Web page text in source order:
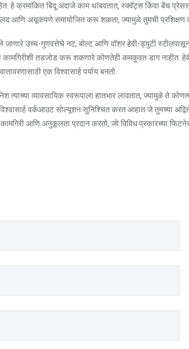
हे क्रमांकित बिंदू अंदाजे काम थांबवतात, स्क्वॅट्स किंवा बेंच
आणि अचूकपणे समायोजित करू शकता, ज्यामुळे तुमची प्रशिक्षण
जाणारे उच्च-गुणवत्तेचे नट, बोल्ट आणि वॉशर हेवी-ड्युटी
तडजोड करू शकणारे कोणतेही कमकुवत डाग नाहीत.
एक विश्वासार्ह पर्याय बनतो.
व्यावसायिक स्वरूपाला हातभार लावतात, ज्यामुळे ते
वर्कआउट सोल्यूशन सुनिश्चित करत आहात जे तुमच्या
आणि अनुकूलता प्रदान करतो, जो विविध प्रकारच्या